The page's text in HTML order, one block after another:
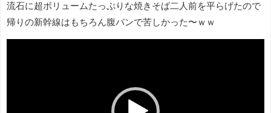
流石に超ボリュームたっぷりな焼きそば二人前を平らげたので
帰りの新幹線はもちろん腹パンで苦しかった〜ｗｗ